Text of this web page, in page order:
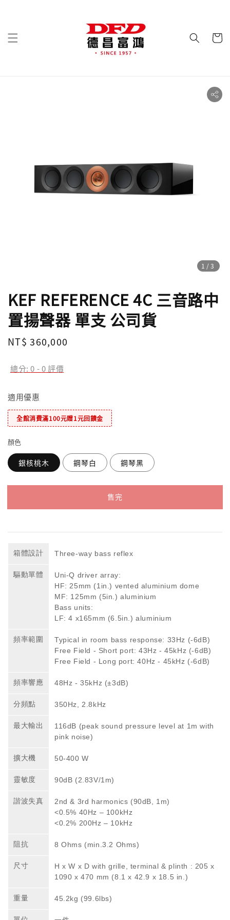
1 /3
KEF REFERENCE 4C 三音路中
置揚聲器 單支 公司貨
Regular
NT$ 360,000
總分:0 -0評價
適用優惠
全館消費滿100元贈1元回饋金
顏色
銀核桃木 鋼琴白 鋼琴黑
售完
箱體設計 Three-way bass reflex
驅動單體
Uni-Q driver array:
HF: 25mm (1in.) vented aluminium dome
MF: 125mm (5in.) aluminium
Bass units:
LF: 4 x165mm (6.5in.) aluminium
頻率範圍
Typical in room bass response: 33Hz (-6dB)
Free Field - Short port: 43Hz - 45kHz (-6dB)
Free Field - Long port: 40Hz - 45kHz (-6dB)
頻率響應 48Hz - 35kHz (±3dB)
分頻點 350Hz, 2.8kHz
最大輸出
116dB (peak sound pressure level at 1m with
pink noise)
擴大機 50-400 W
靈敏度 90dB (2.83V/1m)
諧波失真
2nd & 3rd harmonics (90dB, 1m)
<0.5% 40Hz – 100kHz
<0.2% 200Hz – 10kHz
阻抗 8 Ohms (min.3.2 Ohms)
尺寸
H x W x D with grille, terminal & plinth : 205 x
1090 x 470 mm (8.1 x 42.9 x 18.5 in.)
重量 45.2kg (99.6lbs)